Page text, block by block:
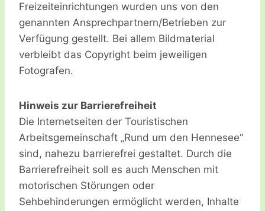
Freizeiteinrichtungen wurden uns von den
genannten Ansprechpartnern/Betrieben zur
Verfügung gestellt. Bei allem Bildmaterial
verbleibt das Copyright beim jeweiligen
Fotografen.
Hinweis zur Barrierefreiheit
Die Internetseiten der Touristischen
Arbeitsgemeinschaft „Rund um den Hennesee“
sind, nahezu barrierefrei gestaltet. Durch die
Barrierefreiheit soll es auch Menschen mit
motorischen Störungen oder
Sehbehinderungen ermöglicht werden, Inhalte